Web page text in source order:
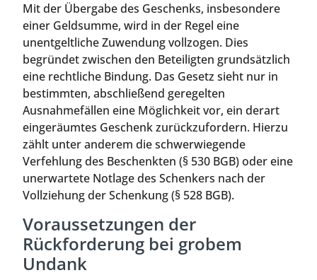
Mit der Übergabe des Geschenks, insbesondere
einer Geldsumme, wird in der Regel eine
unentgeltliche Zuwendung vollzogen. Dies
begründet zwischen den Beteiligten grundsätzlich
eine rechtliche Bindung. Das Gesetz sieht nur in
bestimmten, abschließend geregelten
Ausnahmefällen eine Möglichkeit vor, ein derart
eingeräumtes Geschenk zurückzufordern. Hierzu
zählt unter anderem die schwerwiegende
Verfehlung des Beschenkten (§ 530 BGB) oder eine
unerwartete Notlage des Schenkers nach der
Vollziehung der Schenkung (§ 528 BGB).
Voraussetzungen der
Rückforderung bei grobem
Undank